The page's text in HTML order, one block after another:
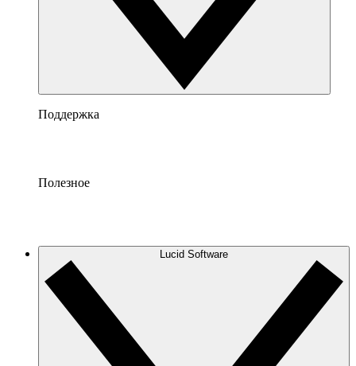
Поддержка
Полезное
Lucid Software